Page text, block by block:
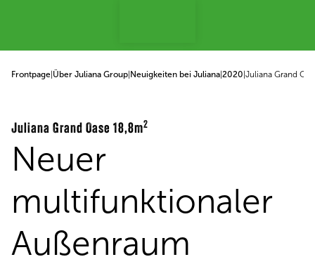
Frontpage Über Juliana Group Neuigkeiten bei Juliana 2020 Juliana Grand
Juliana Grand Oase 18,8m2
Neuer
multifunktionaler
Außenraum